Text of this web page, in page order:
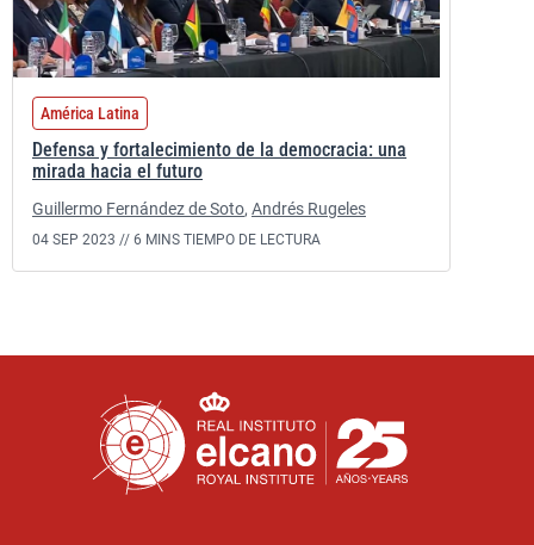
América Latina
Defensa y fortalecimiento de la democracia: una
mirada hacia el futuro
Guillermo Fernández de Soto, Andrés Rugeles
04 SEP 2023 // 6 MINS TIEMPO DE LECTURA